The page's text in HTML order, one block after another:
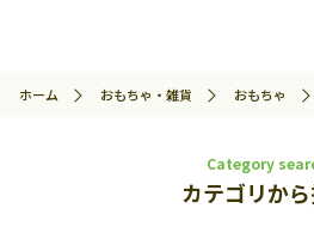
ホーム おもちゃ・雑貨 おもちゃ
Category
カテゴリか